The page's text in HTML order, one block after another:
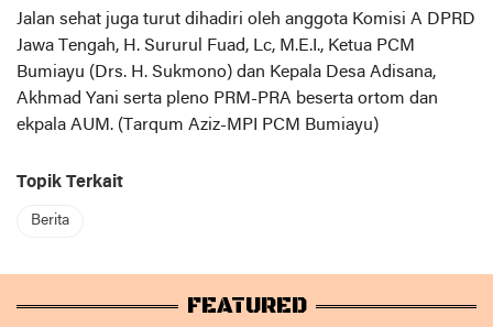
Jalan sehat juga turut dihadiri oleh anggota Komisi A DPRD
Jawa Tengah, H. Sururul Fuad, Lc, M.E.I., Ketua PCM
Bumiayu (Drs. H. Sukmono) dan Kepala Desa Adisana,
Akhmad Yani serta pleno PRM-PRA beserta ortom dan
ekpala AUM. (Tarqum Aziz-MPI PCM Bumiayu)
Topik Terkait
Berita
FEATURED